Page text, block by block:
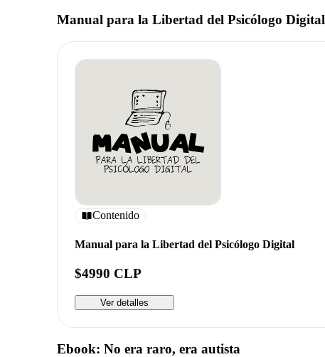
Manual para la Libertad del Psicólogo Digital
Contenido
Manual para la Libertad del Psicólogo Digital
$4990 CLP
Ver detalles
Ebook: No era raro, era autista